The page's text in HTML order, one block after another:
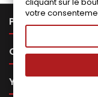
PRODUCTS
OUR COMPANY
YOUR ACCOUNT
votre